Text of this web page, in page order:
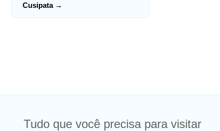
Cusipata →
Tudo que você precisa para visitar